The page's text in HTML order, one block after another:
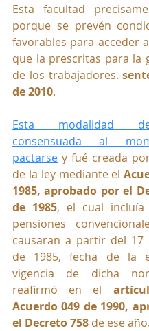
Esta facultad
porque se prevén
favorables para acceder
que la prescritas para la
de los trabajadores.
de 2010.
Esta modalidad
consensuada al
pactarse y fué creada
de la ley mediante el
1985, aprobado por el
de 1985, el cual incluía
pensiones
causaran a partir del 17
de 1985, fecha de la
vigencia de dicha
reafirmó en el
Acuerdo 049 de 1990,
el Decreto 758 de ese año.